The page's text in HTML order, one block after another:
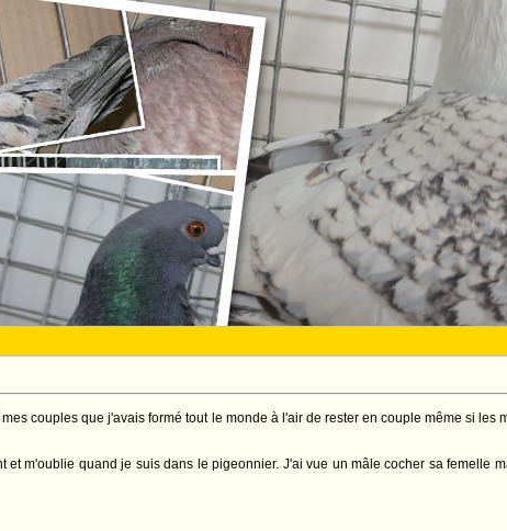
couples que j'avais formé tout le monde à l'air de rester en couple même si les
m'oublie quand je suis dans le pigeonnier. J'ai vue un mâle cocher sa femelle